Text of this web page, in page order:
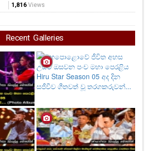
1,816Views
Recent Galleries